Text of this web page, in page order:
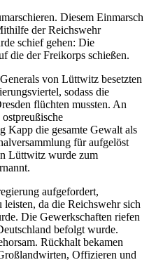
Diesem Einmarsch
der Reichswehr
schief gehen: Die
die der Freikorps schießen.
von Lüttwitz besetzten
sodass die
flüchten mussten. An
Kapp die gesamte Gewalt als
für aufgelöst
Lüttwitz wurde zum
aufgefordert,
leisten, da die Reichswehr sich
Die Gewerkschaften riefen
befolgt wurde.
Rückhalt bekamen
Offizieren und